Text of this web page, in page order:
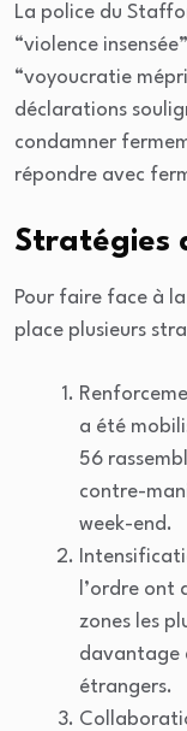
La police du
“violence
“voyoucratie
déclarations
condamner
répondre avec
Stratégies
Pour faire face à
place plusieurs
a été
56
contre-
week-end.
l’ordre ont
zones les
davantage
étrangers.